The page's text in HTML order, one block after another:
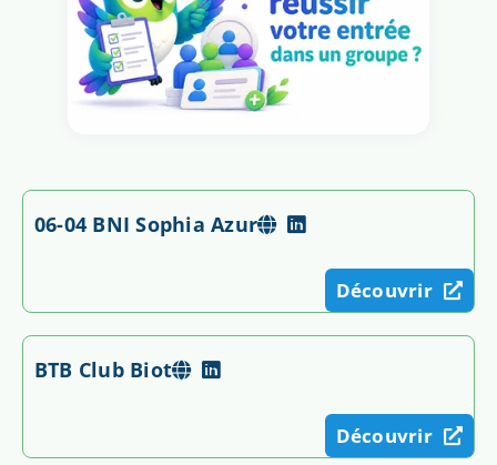
06-04 BNI Sophia Azur
Découvrir
BTB Club Biot
Découvrir